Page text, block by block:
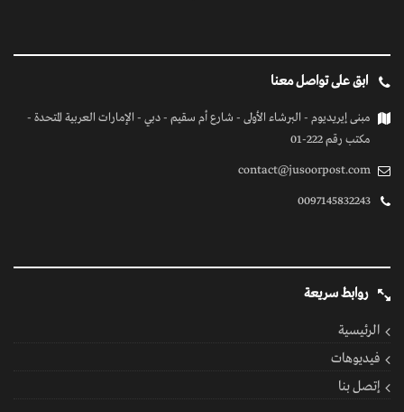
ابق على تواصل معنا
مبنى إيريديوم - البرشاء الأولى - شارع أم سقيم - دبي - الإمارات العربية المتحدة -
مكتب رقم 222-01
contact@jusoorpost.com
0097145832243
روابط سريعة
الرئيسية
فيديوهات
إتصل بنا